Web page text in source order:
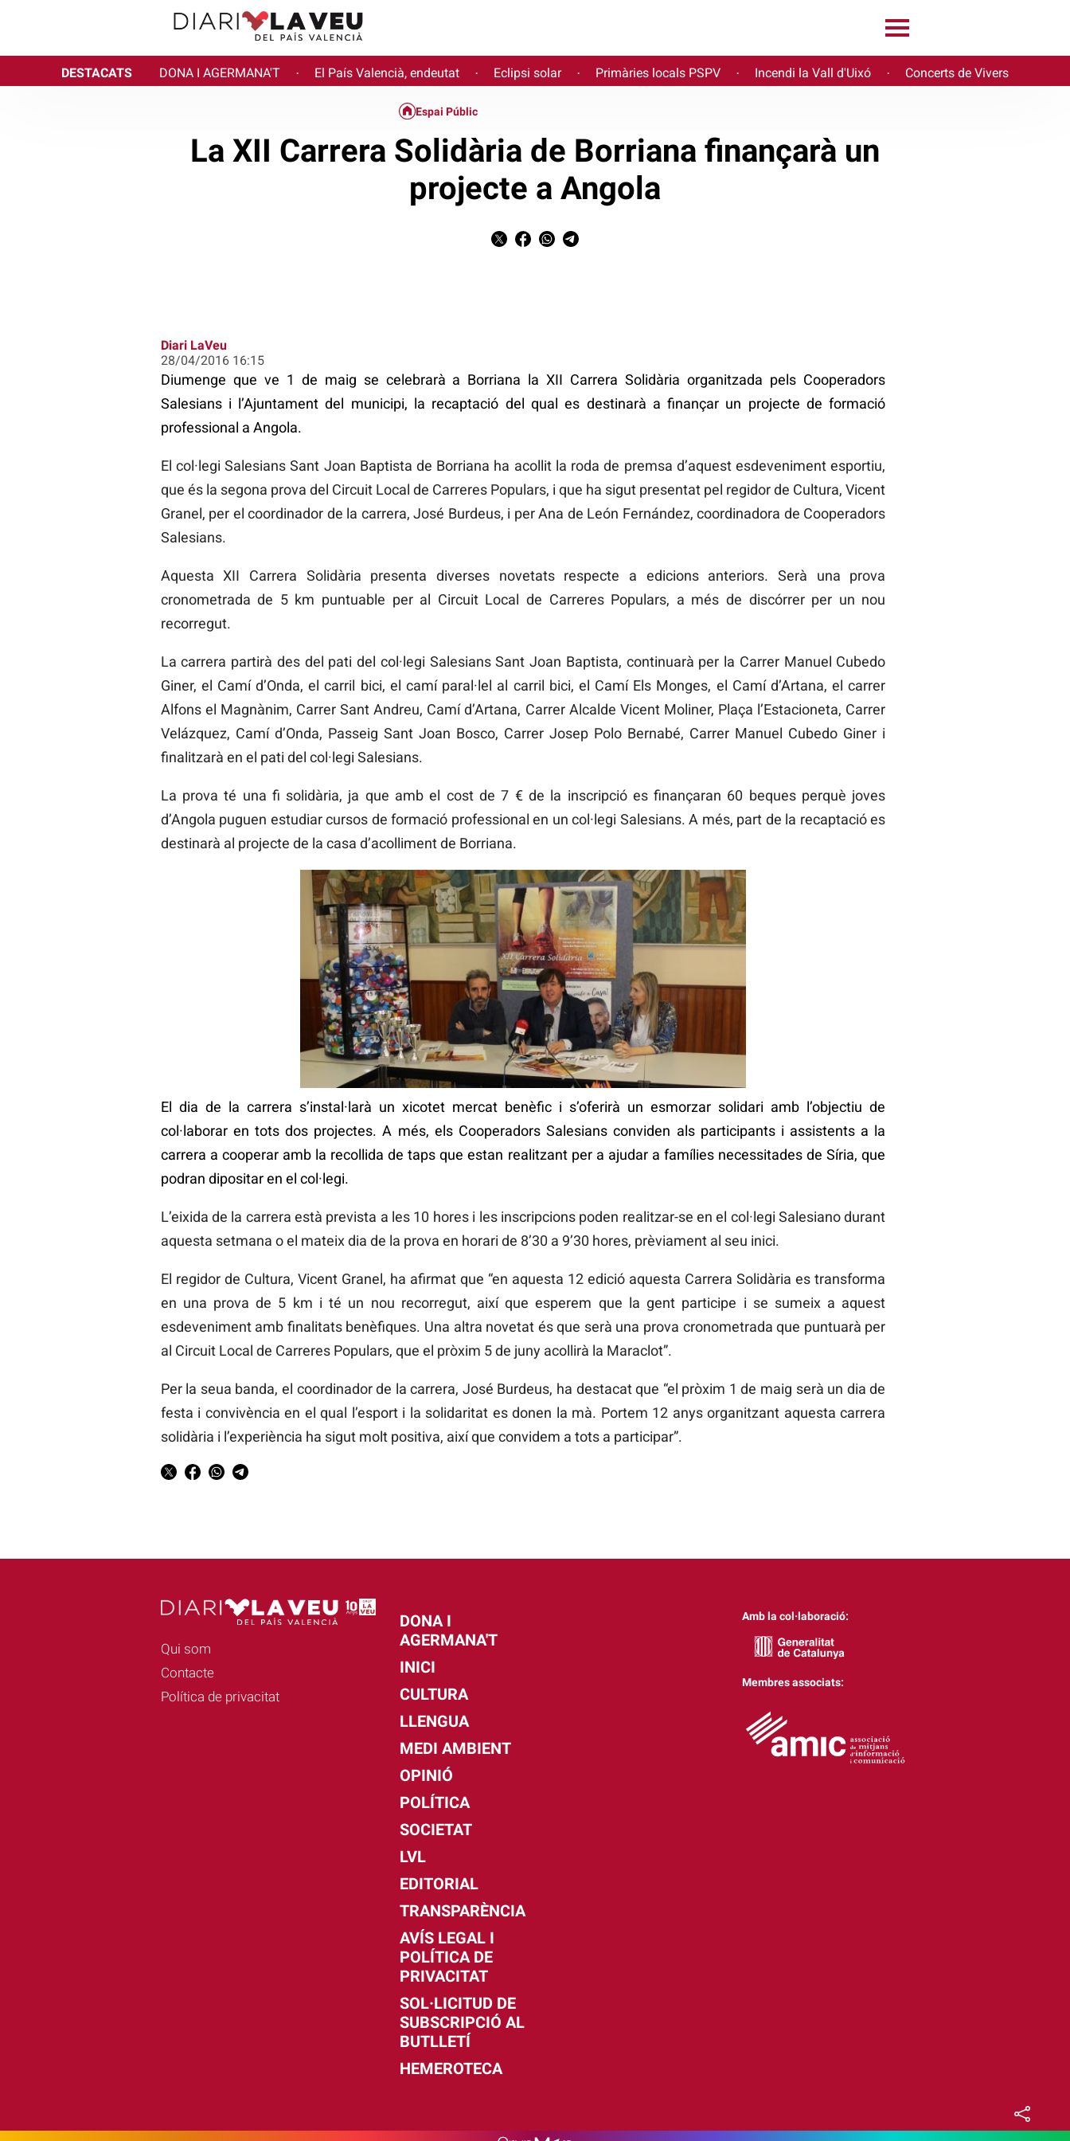
DESTACATS DONA I AGERMANA'T · El País Valencià, endeutat · Eclipsi solar · Primàries locals PSPV · Incendi la Vall d'Uixó · Concerts de Vivers
Espai Públic
La XII Carrera Solidària de Borriana finançarà un
projecte a Angola
Diari LaVeu
28/04/2016 16:15
Diumenge que ve 1 de maig se celebrarà a Borriana la XII Carrera Solidària organitzada pels Cooperadors
Salesians i l’Ajuntament del municipi, la recaptació del qual es destinarà a finançar un projecte de formació
professional a Angola.
El col·legi Salesians Sant Joan Baptista de Borriana ha acollit la roda de premsa d’aquest esdeveniment esportiu,
que és la segona prova del Circuit Local de Carreres Populars, i que ha sigut presentat pel regidor de Cultura, Vicent
Granel, per el coordinador de la carrera, José Burdeus, i per Ana de León Fernández, coordinadora de Cooperadors
Salesians.
Aquesta XII Carrera Solidària presenta diverses novetats respecte a edicions anteriors. Serà una prova
cronometrada de 5 km puntuable per al Circuit Local de Carreres Populars, a més de discórrer per un nou
recorregut.
La carrera partirà des del pati del col·legi Salesians Sant Joan Baptista, continuarà per la Carrer Manuel Cubedo
Giner, el Camí d’Onda, el carril bici, el camí paral·lel al carril bici, el Camí Els Monges, el Camí d’Artana, el carrer
Alfons el Magnànim, Carrer Sant Andreu, Camí d’Artana, Carrer Alcalde Vicent Moliner, Plaça l’Estacioneta, Carrer
Velázquez, Camí d’Onda, Passeig Sant Joan Bosco, Carrer Josep Polo Bernabé, Carrer Manuel Cubedo Giner i
finalitzarà en el pati del col·legi Salesians.
La prova té una fi solidària, ja que amb el cost de 7 € de la inscripció es finançaran 60 beques perquè joves
d’Angola puguen estudiar cursos de formació professional en un col·legi Salesians. A més, part de la recaptació es
destinarà al projecte de la casa d’acolliment de Borriana.
El dia de la carrera s’instal·larà un xicotet mercat benèfic i s’oferirà un esmorzar solidari amb l’objectiu de
col·laborar en tots dos projectes. A més, els Cooperadors Salesians conviden als participants i assistents a la
carrera a cooperar amb la recollida de taps que estan realitzant per a ajudar a famílies necessitades de Síria, que
podran dipositar en el col·legi.
L’eixida de la carrera està prevista a les 10 hores i les inscripcions poden realitzar-se en el col·legi Salesiano durant
aquesta setmana o el mateix dia de la prova en horari de 8’30 a 9’30 hores, prèviament al seu inici.
El regidor de Cultura, Vicent Granel, ha afirmat que “en aquesta 12 edició aquesta Carrera Solidària es transforma
en una prova de 5 km i té un nou recorregut, així que esperem que la gent participe i se sumeix a aquest
esdeveniment amb finalitats benèfiques. Una altra novetat és que serà una prova cronometrada que puntuarà per
al Circuit Local de Carreres Populars, que el pròxim 5 de juny acollirà la Maraclot”.
Per la seua banda, el coordinador de la carrera, José Burdeus, ha destacat que “el pròxim 1 de maig serà un dia de
festa i convivència en el qual l’esport i la solidaritat es donen la mà. Portem 12 anys organitzant aquesta carrera
solidària i l’experiència ha sigut molt positiva, així que convidem a tots a participar”.
Qui som
Contacte
Política de privacitat
DONA I
AGERMANA'T
INICI
CULTURA
LLENGUA
MEDI AMBIENT
OPINIÓ
POLÍTICA
SOCIETAT
LVL
EDITORIAL
TRANSPARÈNCIA
AVÍS LEGAL I
POLÍTICA DE
PRIVACITAT
SOL·LICITUD DE
SUBSCRIPCIÓ AL
BUTLLETÍ
HEMEROTECA
Amb la col·laboració:
Membres associats: